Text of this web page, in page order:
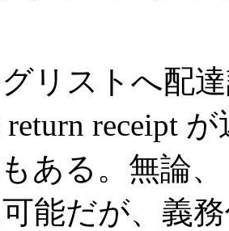
リストへ配
return receipt
ある。無論
能だが、義